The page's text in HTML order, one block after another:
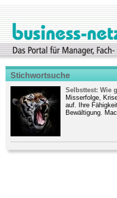
Stichwortsuche
Selbsttest: Wie
Misserfolge,
auf. Ihre
Bewältigung.